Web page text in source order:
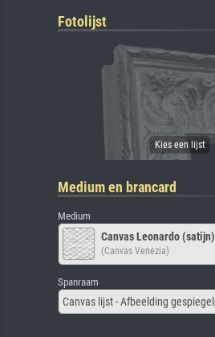
Fotolijst
Medium en brancard
Medium
Canvas Leonardo (satijn)
(Canvas Venezia)
Spanraam